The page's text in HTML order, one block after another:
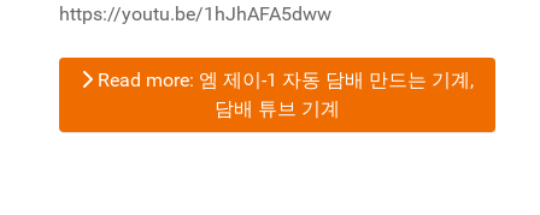
https://youtu.be/1hJhAFA5dww
Read more: 엠 제이-1 자동 담배 만드는 기계,
담배 튜브 기계